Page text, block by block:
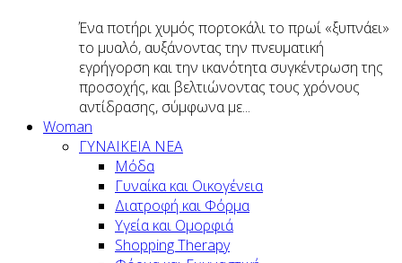
Ένα ποτήρι χυμός πορτοκάλι το πρωί «ξυπνάει»
το μυαλό, αυξάνοντας την πνευματική
εγρήγορση και την ικανότητα συγκέντρωση της
προσοχής, και βελτιώνοντας τους χρόνους
αντίδρασης, σύμφωνα με...
Woman
ΓΥΝΑΙΚΕΙΑ ΝΕΑ
Μόδα
Γυναίκα και Οικογένεια
Διατροφή και Φόρμα
Υγεία και Ομορφιά
Shopping Therapy